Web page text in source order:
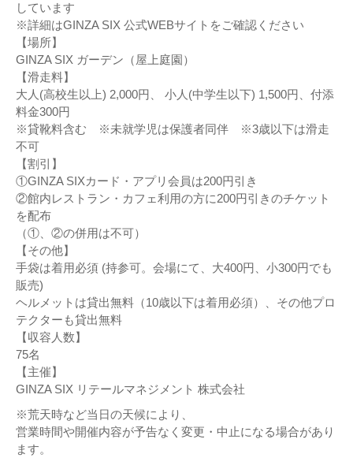
しています
※詳細はGINZA SIX 公式WEBサイトをご確認ください
【場所】
GINZA SIX ガーデン（屋上庭園）
【滑走料】
大人(高校生以上) 2,000円、 小人(中学生以下) 1,500円、付添
料金300円
※貸靴料含む ※未就学児は保護者同伴 ※3歳以下は滑走
不可
【割引】
①GINZA SIXカード・アプリ会員は200円引き
②館内レストラン・カフェ利用の方に200円引きのチケット
を配布
（①、②の併用は不可）
【その他】
手袋は着用必須 (持参可。会場にて、大400円、小300円でも
販売)
ヘルメットは貸出無料（10歳以下は着用必須）、その他プロ
テクターも貸出無料
【収容人数】
75名
【主催】
GINZA SIX リテールマネジメント 株式会社
※荒天時など当日の天候により、
営業時間や開催内容が予告なく変更・中止になる場合があり
ます。